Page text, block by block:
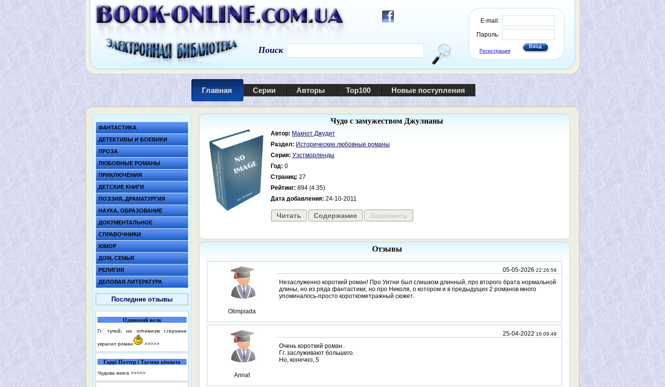
E-mail:
Пароль:
Регистрация
Поиск
Главная Серии Авторы Top100 Новые поступления
ФАНТАСТИКА
ДЕТЕКТИВЫ И БОЕВИКИ
ПРОЗА
ЛЮБОВНЫЕ РОМАНЫ
ПРИКЛЮЧЕНИЯ
ДЕТСКИЕ КНИГИ
ПОЭЗИЯ, ДРАМАТУРГИЯ
НАУКА, ОБРАЗОВАНИЕ
ДОКУМЕНТАЛЬНОЕ
СПРАВОЧНИКИ
ЮМОР
ДОМ, СЕМЬЯ
РЕЛИГИЯ
ДЕЛОВАЯ ЛИТЕРАТУРА
Последние отзывы
Одинокий волк
Гг. тупой, но оптимизм г.героини
украсил роман >>>>>
Гаррі Поттер і Таємна кімната
Чудова книга >>>>>
Чудо с замужеством Джулианы
Автор: Макнот Джудит
Раздел: Исторические любовные романы
Серия: Уэстморленды
Год: 0
Страниц: 27
Рейтинг: 894 (4.35)
Дата добавления: 24-10-2011
Читать Содержание Запомнить
Отзывы
Olimpiada
05-05-2026 22:26:59
Незаслуженно короткий роман! Про Уитни был слишком длинный, про второго брата нормальной
длины, но из ряда фантастики, но про Николя, о котором и в предыдущих 2 романов много
упоминалось-просто короткометражный сюжет.
Annat
25-04-2022 16:09:49
Очень короткий роман..
Гг. заслуживают большего.
Но, конечно, 5